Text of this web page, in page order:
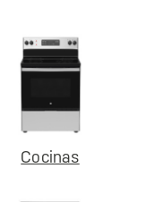
Cocinas